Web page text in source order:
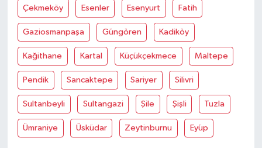
Çekmeköy Esenler Esenyurt Fatih
Gaziosmanpaşa Güngören Kadiköy
Kağithane Kartal Küçükçekmece Maltepe
Pendik Sancaktepe Sariyer Silivri
Sultanbeyli Sultangazi Şile Şişli Tuzla
Ümraniye Üsküdar Zeytinburnu Eyüp